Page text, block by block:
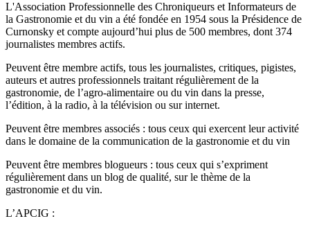
L'Association Professionnelle des Chroniqueurs et Informateurs de
la Gastronomie et du vin a été fondée en 1954 sous la Présidence de
Curnonsky et compte aujourd’hui plus de 500 membres, dont 374
journalistes membres actifs.
Peuvent être membre actifs, tous les journalistes, critiques, pigistes,
auteurs et autres professionnels traitant régulièrement de la
gastronomie, de l’agro-alimentaire ou du vin dans la presse,
l’édition, à la radio, à la télévision ou sur internet.
Peuvent être membres associés : tous ceux qui exercent leur activité
dans le domaine de la communication de la gastronomie et du vin
Peuvent être membres blogueurs : tous ceux qui s’expriment
régulièrement dans un blog de qualité, sur le thème de la
gastronomie et du vin.
L’APCIG :